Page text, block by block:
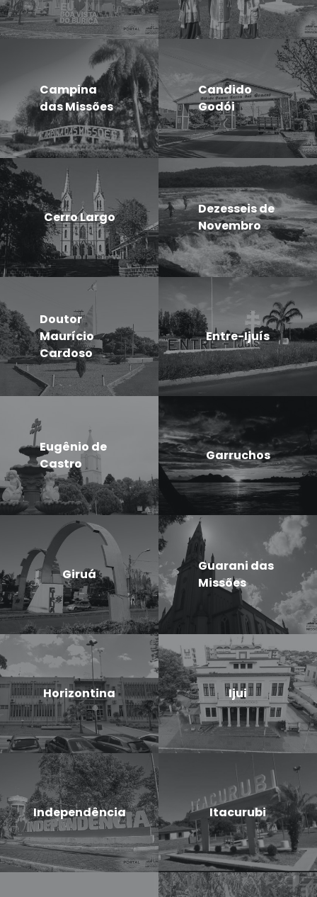
Campina
das Missões
Candido
Godói
Cerro Largo
Dezesseis de
Novembro
Doutor
Maurício
Cardoso
Entre-Ijuís
Eugênio de
Castro
Garruchos
Giruá
Guarani das
Missões
Horizontina Ijui
Independência Itacurubi